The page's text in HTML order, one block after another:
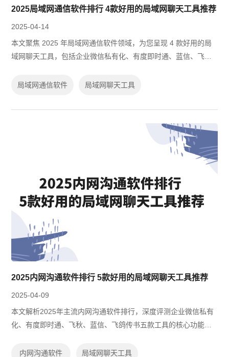
2025局域网通信软件排行 4款好用的局域网聊天工具推荐
2025-04-14
本文聚焦 2025 年局域网通信软件领域，为您呈现 4 款好用的局
域网聊天工具，包括企业微信私有化、有度即时通、蓝信、飞鸽
模与安全性全面剖析。同时解答诸如...
局域网通信软件 局域网聊天工具
2025内网沟通软件排行 5款好用的局域网聊天工具推荐
2025-04-09
本文解析2025年主流内网沟通软件排行，深度评测企业微信私有
化、有度即时通、飞秋、蓝信、飞鸽传书五款工具的核心功能与
供开源与免费方案选型建议，助力企...
内网沟通软件 局域网聊天工具